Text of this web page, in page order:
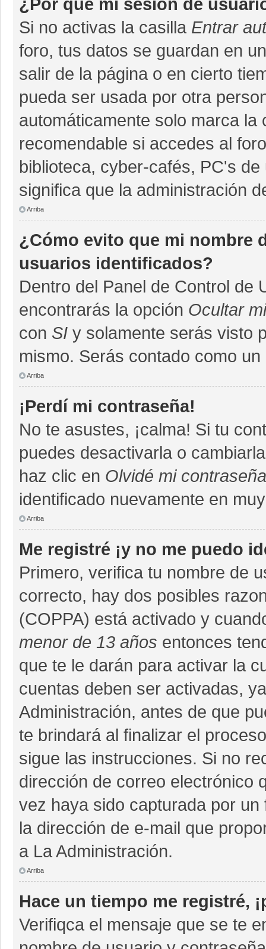
Si no activas la casilla Entrar
foro, tus datos se guardan en
salir de la página o en cierto
pueda ser usada por otra
automáticamente solo marca la
recomendable si accedes al
biblioteca, cyber-cafés, PC's
significa que la administración
Arriba
¿Cómo evito que mi nombre
usuarios identificados?
Dentro del Panel de Control de
encontrarás la opción Ocultar
con SI y solamente serás visto
mismo. Serás contado como
Arriba
¡Perdí mi contraseña!
No te asustes, ¡calma! Si tu
puedes desactivarla o
haz clic en Olvidé mi contraseña
identificado nuevamente en
Arriba
Me registré ¡y no me puedo
Primero, verifica tu nombre de
correcto, hay dos posibles
(COPPA) está activado y
menor de 13 años entonces
que te le darán para activar la
cuentas deben ser activadas,
Administración, antes de que
te brindará al finalizar el
sigue las instrucciones. Si no
dirección de correo electrónico
vez haya sido capturada por
la dirección de e-mail que
a La Administración.
Arriba
Hace un tiempo me registré,
Verifiqca el mensaje que se te